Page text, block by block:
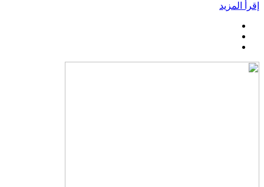
إقرأ المزيد